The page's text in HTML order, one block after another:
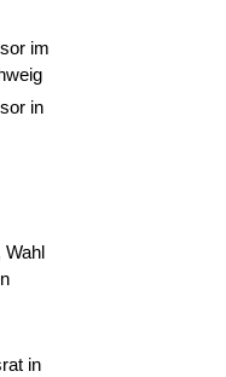
im
in
Wahl
in